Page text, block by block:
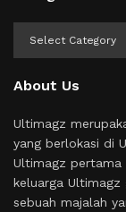
About Us
Ultimagz
yang berlokasi di
Ultimagz
keluarga Ultimagz
sebuah majalah